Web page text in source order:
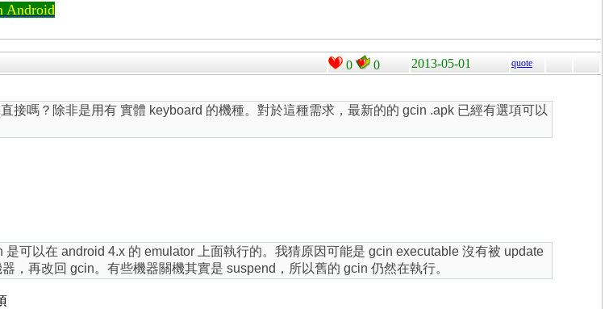
Android
0 0 2013-05-01 quote
接嗎？除非是用有 實體 keyboard 的機種。對於這種需求，最新的的 gcin .apk 已經有選項可以
可以在 android 4.x 的 emulator 上面執行的。我猜原因可能是 gcin executable 沒有被 update
，再改回 gcin。有些機器關機其實是 suspend，所以舊的 gcin 仍然在執行。